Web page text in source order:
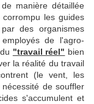
manière détaillée
les guides
des organismes
de l'agro-
"travail réel" bien
la réalité du travail
(le vent, les
de souffler
s'accumulent et